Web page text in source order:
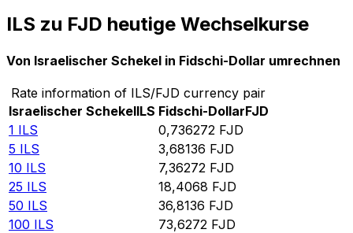
ILS zu FJD heutige Wechselkurse
Von Israelischer Schekel in Fidschi-Dollar umrechnen
Rate information of ILS/FJD currency pair
Israelischer SchekelILS Fidschi-DollarFJD
1 ILS 0,736272 FJD
5 ILS 3,68136 FJD
10 ILS 7,36272 FJD
25 ILS 18,4068 FJD
50 ILS 36,8136 FJD
100 ILS 73,6272 FJD